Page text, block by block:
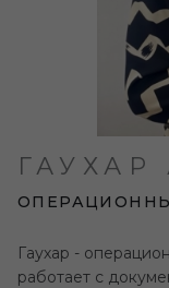
Гаухар -
работает с